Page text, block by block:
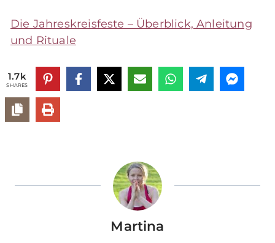
Die Jahreskreisfeste – Überblick, Anleitung
und Rituale
1.7k
SHARES
Martina